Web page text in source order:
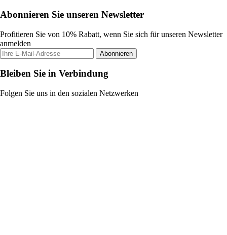
Abonnieren Sie unseren Newsletter
Profitieren Sie von 10% Rabatt, wenn Sie sich für unseren Newsletter
anmelden
Abonnieren
Bleiben Sie in Verbindung
Folgen Sie uns in den sozialen Netzwerken